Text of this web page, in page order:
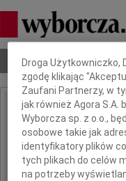
Nekrologi Odeszli
IMIĘ I NAZWISKO:
REGION: Poznań
DATA EMISJI:
Dbamy o Twoją
Droga Użytkowniczko,
zgodę klikając
Zaufani Partnerzy, w
jak również Agora S.A.
Wyborcza sp. z o.o.,
osobowe takie jak
identyfikatory plików
tych plikach do celów
na potrzeby